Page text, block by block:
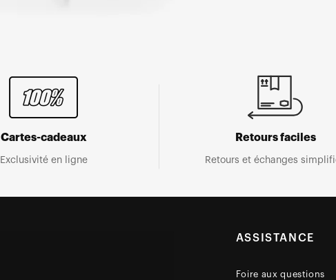
Cartes-cadeaux
Exclusivité en ligne
Retours faciles
Retours et échanges
ASSISTANCE
Foire aux questions